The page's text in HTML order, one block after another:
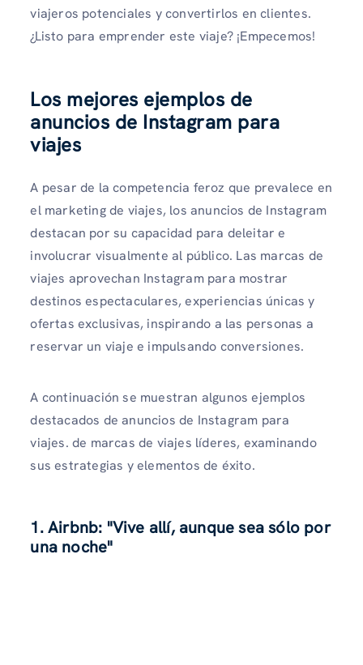
viajeros potenciales y convertirlos en clientes.
¿Listo para emprender este viaje? ¡Empecemos!
Los mejores ejemplos de
anuncios de Instagram para
viajes
A pesar de la competencia feroz que prevalece en
el marketing de viajes, los anuncios de Instagram
destacan por su capacidad para deleitar e
involucrar visualmente al público. Las marcas de
viajes aprovechan Instagram para mostrar
destinos espectaculares, experiencias únicas y
ofertas exclusivas, inspirando a las personas a
reservar un viaje e impulsando conversiones.
A continuación se muestran algunos ejemplos
destacados de anuncios de Instagram para
viajes. de marcas de viajes líderes, examinando
sus estrategias y elementos de éxito.
1. Airbnb: "Vive allí, aunque sea sólo por
una noche"